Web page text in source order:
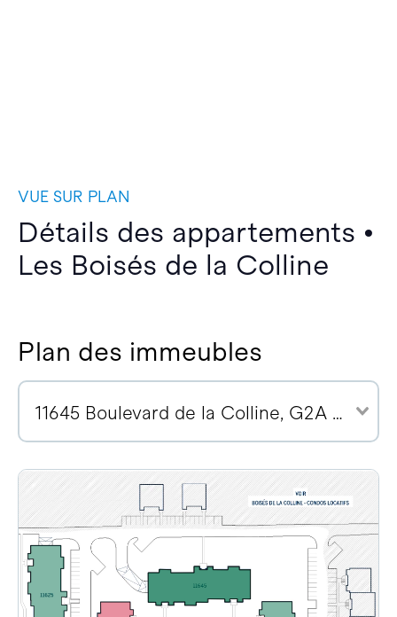
VUE SUR PLAN
Détails des appartements •
Les Boisés de la Colline
Plan des immeubles
11645 Boulevard de la Colline, G2A 2E1 (3)